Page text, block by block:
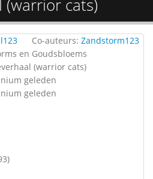
(warrior cats)
Co-auteurs: Zandstorm123
en Goudsbloems
(warrior cats)
geleden
geleden
)